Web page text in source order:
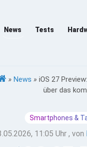
News Tests
» News » iOS 27
über das
Smartphones &
11:05 Uhr , von